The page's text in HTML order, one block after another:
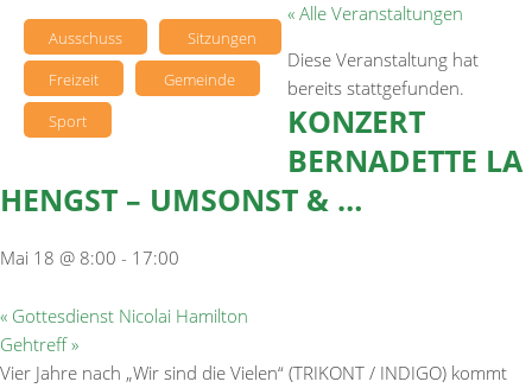
Ausschuss
Sitzungen
Freizeit
Gemeinde
Sport
« Alle Veranstaltungen
Diese Veranstaltung hat
bereits stattgefunden.
KONZERT
BERNADETTE LA
HENGST – UMSONST & …
Mai 18 @ 8:00 - 17:00
« Gottesdienst Nicolai Hamilton
Gehtreff»
Vier Jahre nach „Wir sind die Vielen“ (TRIKONT / INDIGO) kommt